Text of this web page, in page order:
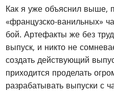
Как я уже объяснил выше,
«французско-ванильных»
бой. Артефакты же без
выпуск, и никто не
создать действующий
приходится проделать
разрабатывать выпуски с